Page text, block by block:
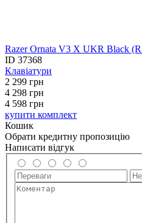
Razer Ornata V3 X UKR Black
ID 37368
Клавіатури
2 299 грн
4 298 грн
4 598 грн
купити комплект
Кошик
Обрати кредитну пропозицію
Написати відгук